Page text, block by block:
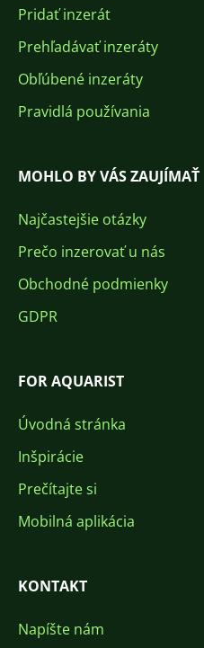
Pridať inzerát
Prehľadávať inzeráty
Obľúbené inzeráty
Pravidlá používania
MOHLO BY VÁS ZAUJÍMAŤ
Najčastejšie otázky
Prečo inzerovať u nás
Obchodné podmienky
GDPR
FOR AQUARIST
Úvodná stránka
Inšpirácie
Prečítajte si
Mobilná aplikácia
KONTAKT
Napíšte nám